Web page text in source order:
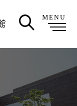
MENU